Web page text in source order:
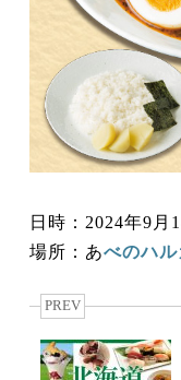
日時：2024年9月
場所：あべのハ
PREV